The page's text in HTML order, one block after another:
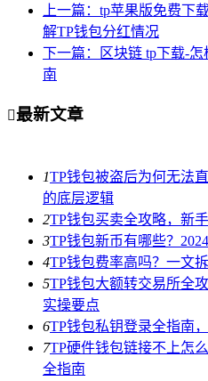
上一篇：tp苹果版免费下
解TP钱包分红情况
下一篇：区块链 tp下载-
南
最新文章
1TP钱包被盗后为何无法
的底层逻辑
2TP钱包买卖全攻略，新
3TP钱包新币有哪些？
4TP钱包费率高吗？一文
5TP钱包大额转交易所全
实操要点
6TP钱包私钥登录全指南
7TP硬件钱包链接不上怎
全指南